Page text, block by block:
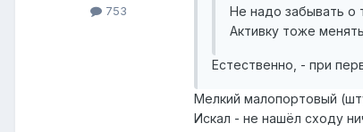
753
Не надо забывать о
Активку тоже
Естественно, - при
Мелкий малопортовый
Искал - не нашёл сходу